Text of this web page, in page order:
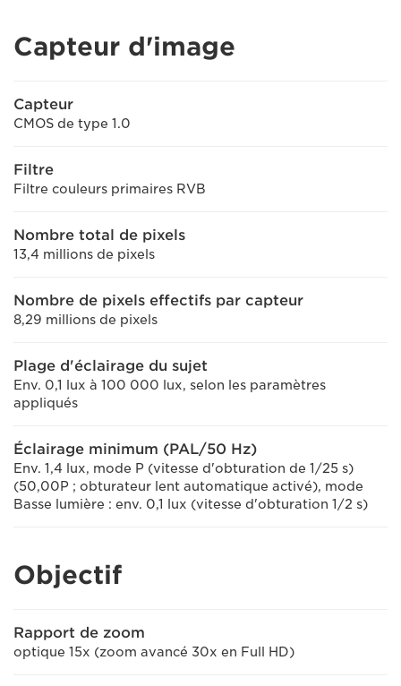
Capteur d'image
Capteur
CMOS de type 1.0
Filtre
Filtre couleurs primaires RVB
Nombre total de pixels
13,4 millions de pixels
Nombre de pixels effectifs par capteur
8,29 millions de pixels
Plage d'éclairage du sujet
Env. 0,1 lux à 100 000 lux, selon les paramètres
appliqués
Éclairage minimum (PAL/50 Hz)
Env. 1,4 lux, mode P (vitesse d'obturation de 1/25 s)
(50,00P ; obturateur lent automatique activé), mode
Basse lumière : env. 0,1 lux (vitesse d'obturation 1/2 s)
Objectif
Rapport de zoom
optique 15x (zoom avancé 30x en Full HD)